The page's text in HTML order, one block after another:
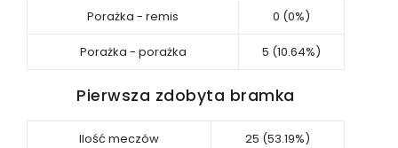
Porażka - remis 0 (0%)
Porażka - porażka 5 (10.64%)
Pierwsza zdobyta bramka
Ilość meczów 25 (53.19%)